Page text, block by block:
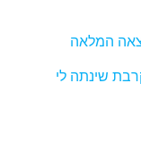
המלאה
שינתה לי